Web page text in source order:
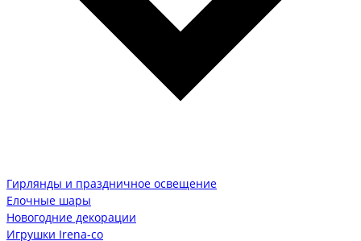
Гирлянды и праздничное освещение
Елочные шары
Новогодние декорации
Игрушки Irena-co